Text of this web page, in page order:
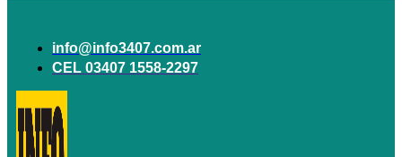
info@info3407.com.ar
CEL 03407 1558-2297